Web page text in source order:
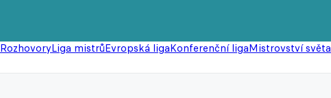
RozhovoryLiga mistrůEvropská ligaKonferenční ligaMistrovství světa